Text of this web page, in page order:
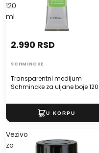
120
ml
Transparentni medijum
Schmincke za uljane boje 120
2.990 RSD
SCHMINCKE
Vezivo
za